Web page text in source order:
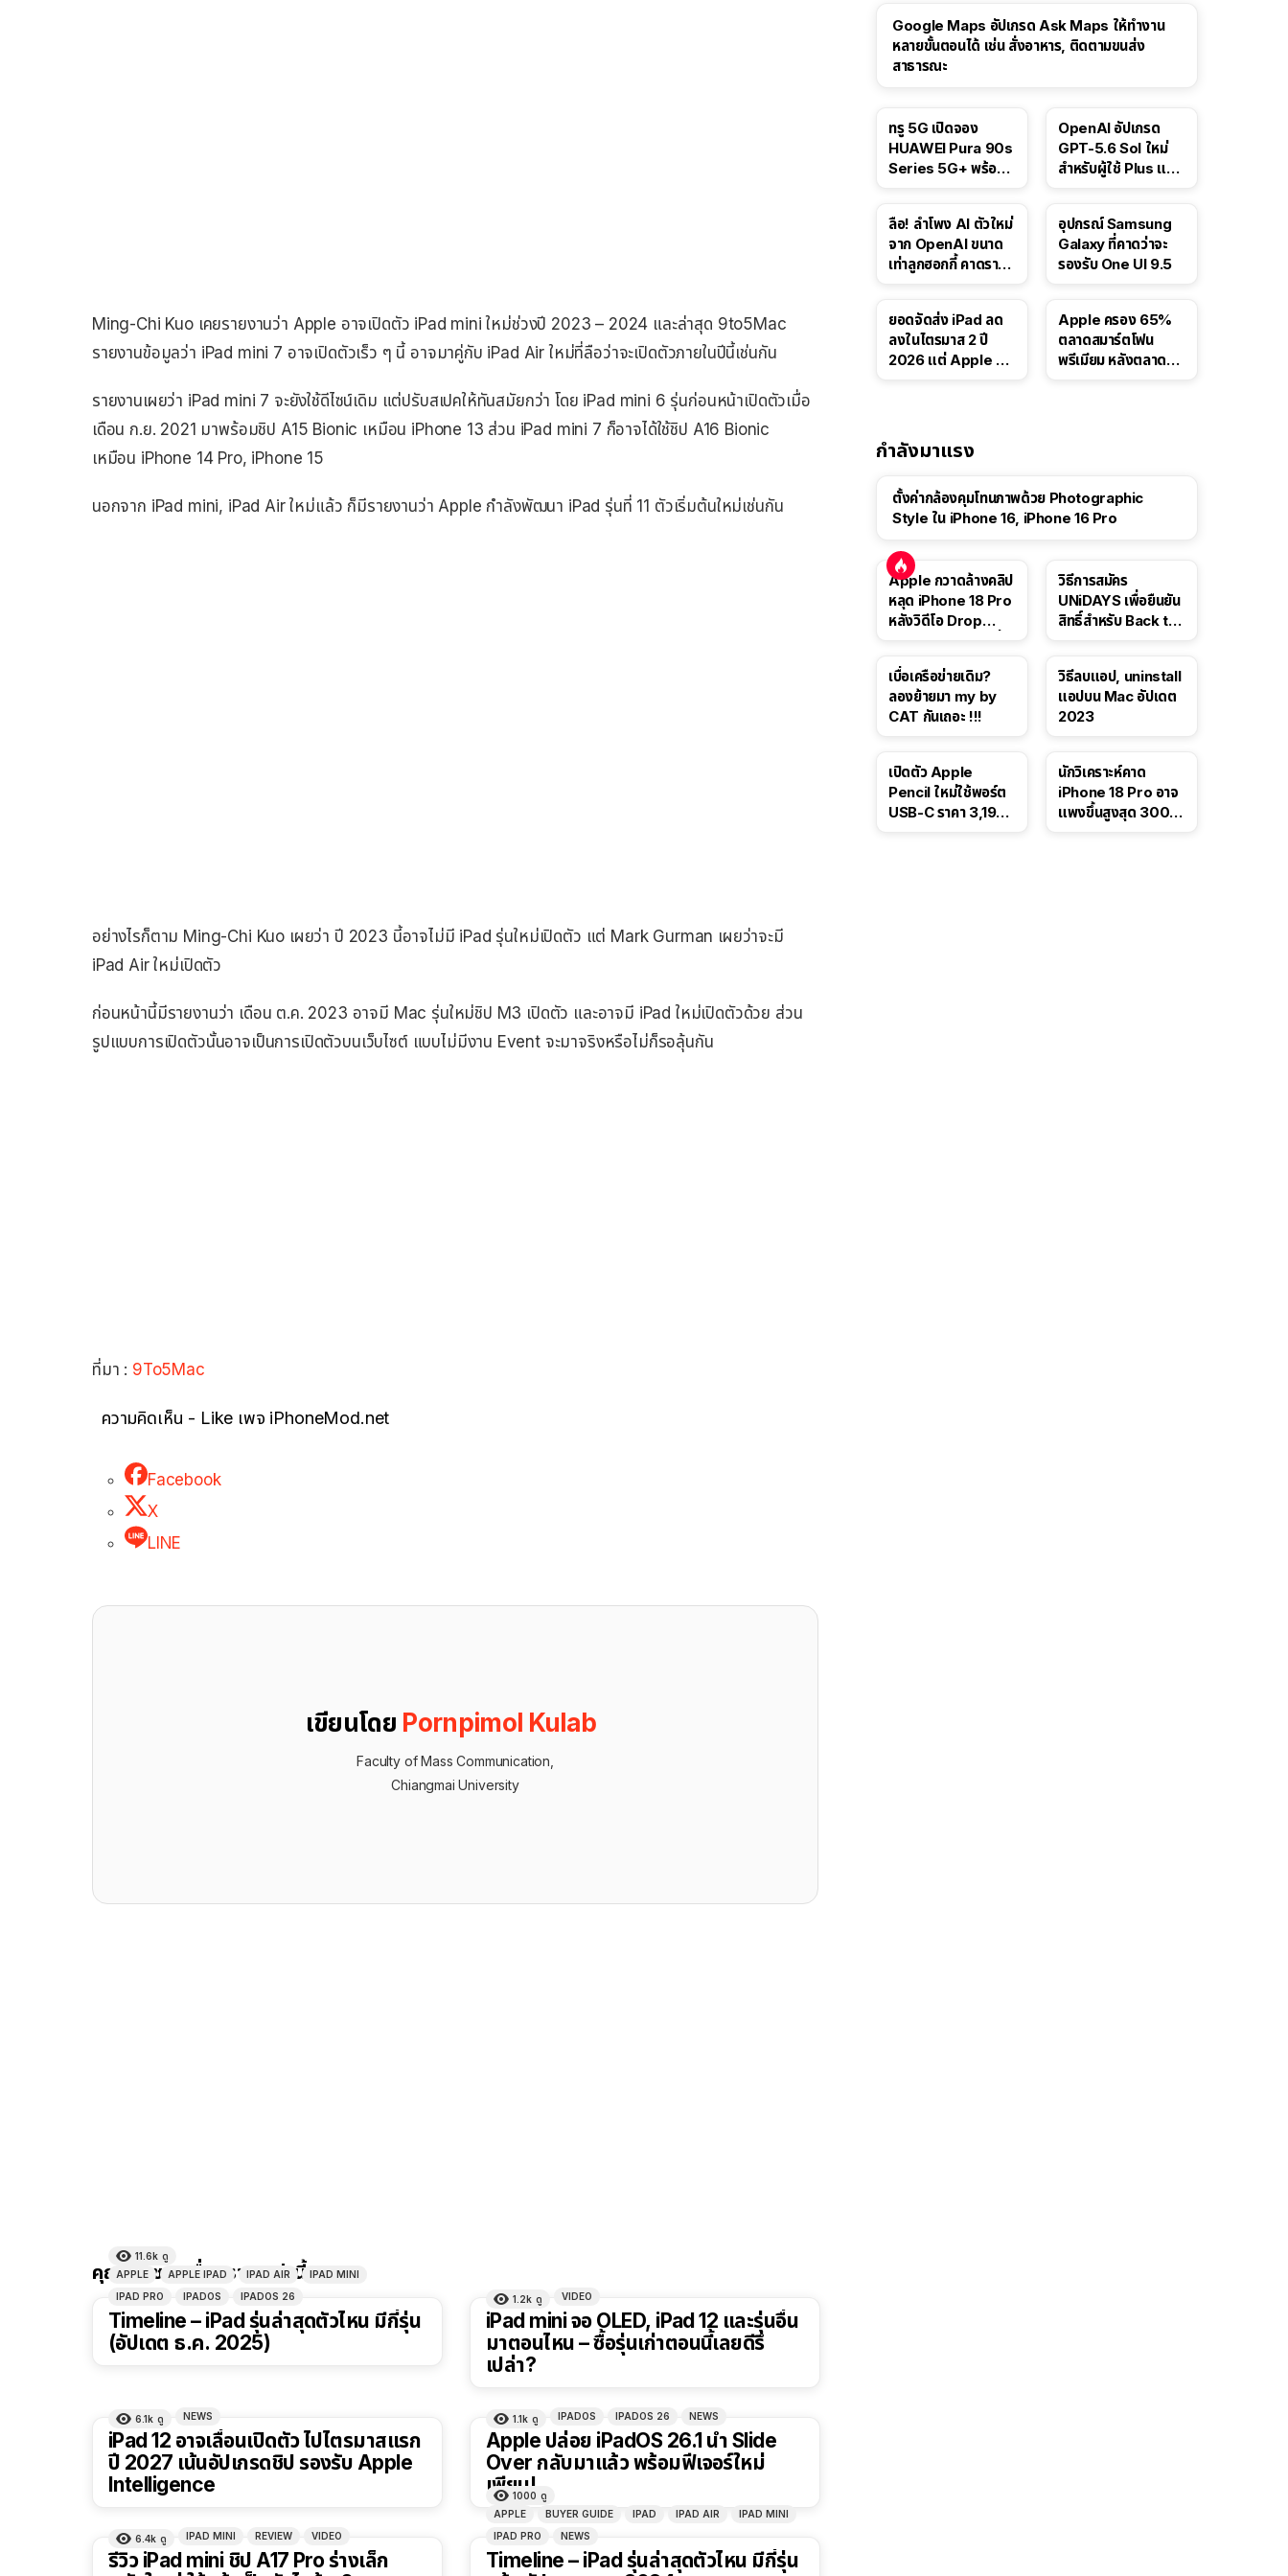
Ming-Chi Kuo เคยรายงานว่า Apple อาจเปิดตัว iPad mini ใหม่ช่วงปี 2023 – 2024 และล่าสุด 9to5Mac
รายงานข้อมูลว่า iPad mini 7 อาจเปิดตัวเร็ว ๆ นี้ อาจมาคู่กับ iPad Air ใหม่ที่ลือว่าจะเปิดตัวภายในปีนี้เช่นกัน
รายงานเผยว่า iPad mini 7 จะยังใช้ดีไซน์เดิม แต่ปรับสเปคให้ทันสมัยกว่า โดย iPad mini 6 รุ่นก่อนหน้าเปิดตัวเมื่อ
เดือน ก.ย. 2021 มาพร้อมชิป A15 Bionic เหมือน iPhone 13 ส่วน iPad mini 7 ก็อาจได้ใช้ชิป A16 Bionic
เหมือน iPhone 14 Pro, iPhone 15
นอกจาก iPad mini, iPad Air ใหม่แล้ว ก็มีรายงานว่า Apple กำลังพัฒนา iPad รุ่นที่ 11 ตัวเริ่มต้นใหม่เช่นกัน
อย่างไรก็ตาม Ming-Chi Kuo เผยว่า ปี 2023 นี้อาจไม่มี iPad รุ่นใหม่เปิดตัว แต่ Mark Gurman เผยว่าจะมี
iPad Air ใหม่เปิดตัว
ก่อนหน้านี้มีรายงานว่า เดือน ต.ค. 2023 อาจมี Mac รุ่นใหม่ชิป M3 เปิดตัว และอาจมี iPad ใหม่เปิดตัวด้วย ส่วน
รูปแบบการเปิดตัวนั้นอาจเป็นการเปิดตัวบนเว็บไซต์ แบบไม่มีงาน Event จะมาจริงหรือไม่ก็รอลุ้นกัน
ที่มา : 9To5Mac
ความคิดเห็น - Like เพจ iPhoneMod.net
Facebook
X
LINE
เขียนโดย Pornpimol Kulab
Faculty of Mass Communication,
Chiangmai University
คุณอาจชอบเรื่องราวเหล่านี้
11.6k ดู
APPLE
APPLE IPAD IPAD AIR
IPAD MINI
IPAD PRO
IPADOS IPADOS 26
Timeline – iPad รุ่นล่าสุดตัวไหน มีกี่รุ่น
(อัปเดต ธ.ค. 2025)
1.2k ดู VIDEO
iPad mini จอ OLED, iPad 12 และรุ่นอื่น
มาตอนไหน – ซื้อรุ่นเก่าตอนนี้เลยดีรึ
เปล่า?
6.1k ดู NEWS
iPad 12 อาจเลื่อนเปิดตัว ไปไตรมาสแรก
ปี 2027 เน้นอัปเกรดชิป รองรับ Apple
Intelligence
1.1k ดู IPADOS IPADOS 26 NEWS
Apple ปล่อย iPadOS 26.1 นำ Slide
Over กลับมาแล้ว พร้อมฟีเจอร์ใหม่
เพียบ!
6.4k ดู IPAD MINI REVIEW VIDEO
รีวิว iPad mini ชิป A17 Pro ร่างเล็ก
1000 ดู
APPLE
BUYER GUIDE IPAD IPAD AIR
IPAD MINI
IPAD PRO
NEWS
Timeline – iPad รุ่นล่าสุดตัวไหน มีกี่รุ่น
Google Maps อัปเกรด Ask Maps ให้ทำงาน
หลายขั้นตอนได้ เช่น สั่งอาหาร, ติดตามขนส่ง
สาธารณะ
ทรู 5G เปิดจอง
HUAWEI Pura 90s
Series 5G+ พร้อม
OpenAI อัปเกรด
GPT-5.6 Sol ใหม่
สำหรับผู้ใช้ Plus และ
ลือ! ลำโพง AI ตัวใหม่
จาก OpenAI ขนาด
เท่าลูกฮอกกี้ คาดราคา
อุปกรณ์ Samsung
Galaxy ที่คาดว่าจะ
รองรับ One UI 9.5
ยอดจัดส่ง iPad ลด
ลงในไตรมาส 2 ปี
2026 แต่ Apple ยัง
Apple ครอง 65%
ตลาดสมาร์ตโฟน
พรีเมียม หลังตลาดทำ
กำลังมาแรง
ตั้งค่ากล้องคุมโทนภาพด้วย Photographic
Style ใน iPhone 16, iPhone 16 Pro
Apple กวาดล้างคลิป
หลุด iPhone 18 Pro
หลังวิดีโอ Drop
วิธีการสมัคร
UNiDAYS เพื่อยืนยัน
สิทธิ์สำหรับ Back to
เบื่อเครือข่ายเดิม?
ลองย้ายมา my by
CAT กันเถอะ !!!
วิธีลบแอป, uninstall
แอปบน Mac อัปเดต
2023
เปิดตัว Apple
Pencil ใหม่ใช้พอร์ต
USB-C ราคา 3,190
นักวิเคราะห์คาด
iPhone 18 Pro อาจ
แพงขึ้นสูงสุด 300